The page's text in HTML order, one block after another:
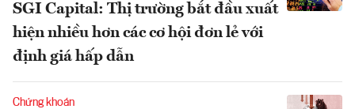
SGI Capital: Thị trường bắt đầu xuất
hiện nhiều hơn các cơ hội đơn lẻ với
định giá hấp dẫn
Chứng khoán